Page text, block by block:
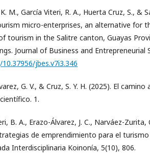
M., García Viteri, R. A., Huerta Cruz, S., &
micro-enterprises, an alternative for
tourism in the Salitre canton, Guayas
Journal of Business and Entrepreneurial
jbes.v7i3.346
G. V., & Cruz, S. Y. H. (2025). El
1.
B. A., Erazo-Álvarez, J. C., Narváez-
de emprendimiento para el
Interdisciplinaria Koinonía, 5(10), 806.